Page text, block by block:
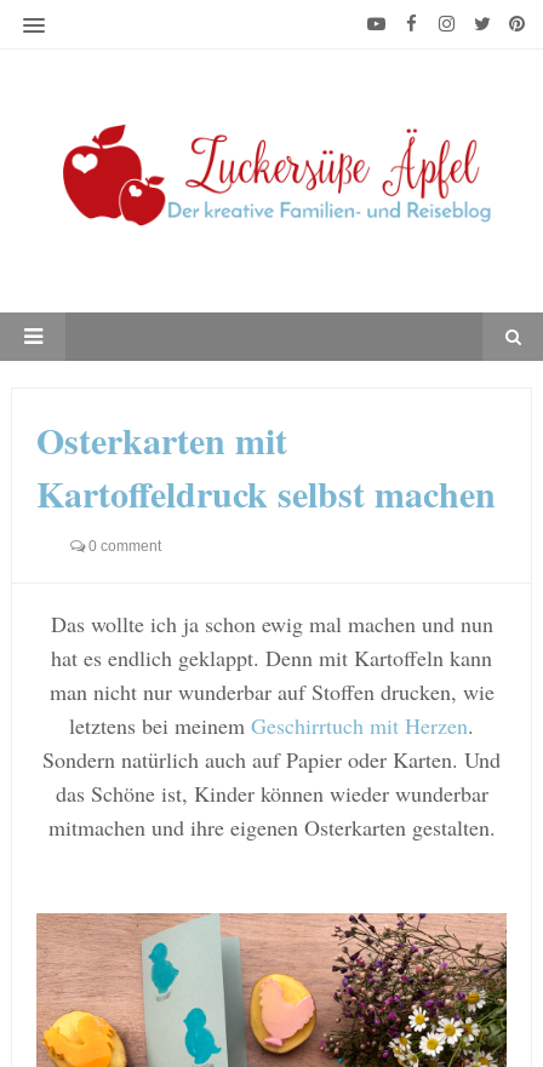
Osterkarten mit
Kartoffeldruck selbst machen
0 comment
Das wollte ich ja schon ewig mal machen und nun
hat es endlich geklappt. Denn mit Kartoffeln kann
man nicht nur wunderbar auf Stoffen drucken, wie
letztens bei meinem Geschirrtuch mit Herzen.
Sondern natürlich auch auf Papier oder Karten. Und
das Schöne ist, Kinder können wieder wunderbar
mitmachen und ihre eigenen Osterkarten gestalten.